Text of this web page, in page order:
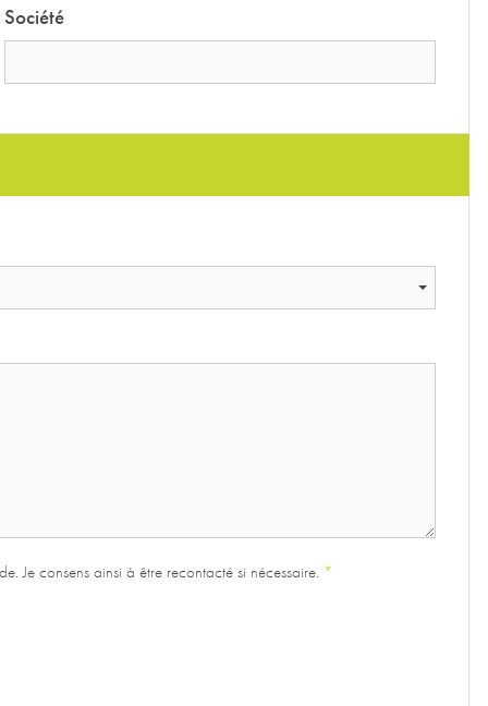
Société
Je consens ainsi à être recontacté si nécessaire. *